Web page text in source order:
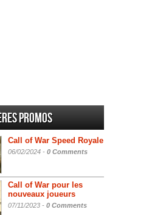
promos
Call of War Speed Royale
06/02/2024 - 0 Comments
Call of War pour les
nouveaux joueurs
07/11/2023 - 0 Comments